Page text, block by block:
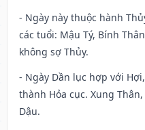
- Ngày này thuộc hành
các tuổi: Mậu Tý, Bính
không sợ Thủy.
- Ngày Dần lục hợp với
thành Hỏa cục. Xung
Dậu.